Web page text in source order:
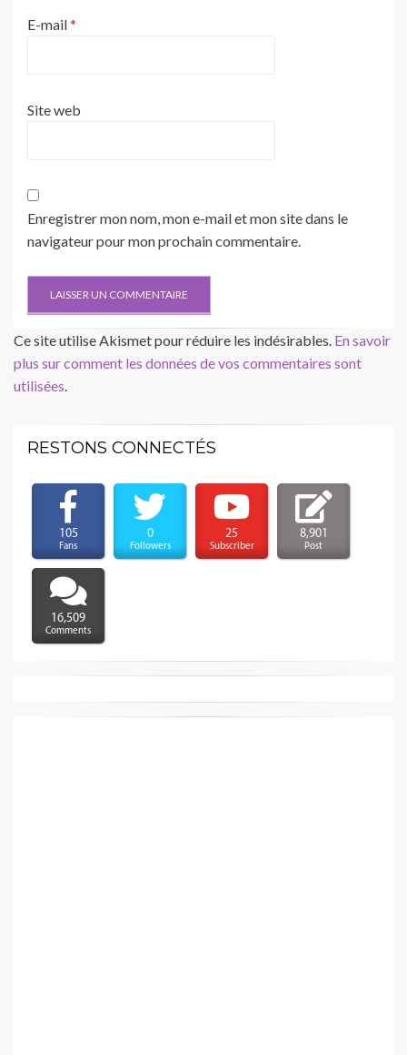
E-mail*
Site web
Enregistrer mon nom, mon e-mail et mon site dans le
navigateur pour mon prochain commentaire.
Ce site utilise Akismet pour réduire les indésirables. En savoir
plus sur comment les données de vos commentaires sont
utilisées.
RESTONS CONNECTÉS
105
Fans
0
Followers
25
Subscriber
8,901
Post
16,509
Comments